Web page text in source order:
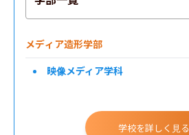
メディア造形学部
映像メディア学科
学校を詳しく見る